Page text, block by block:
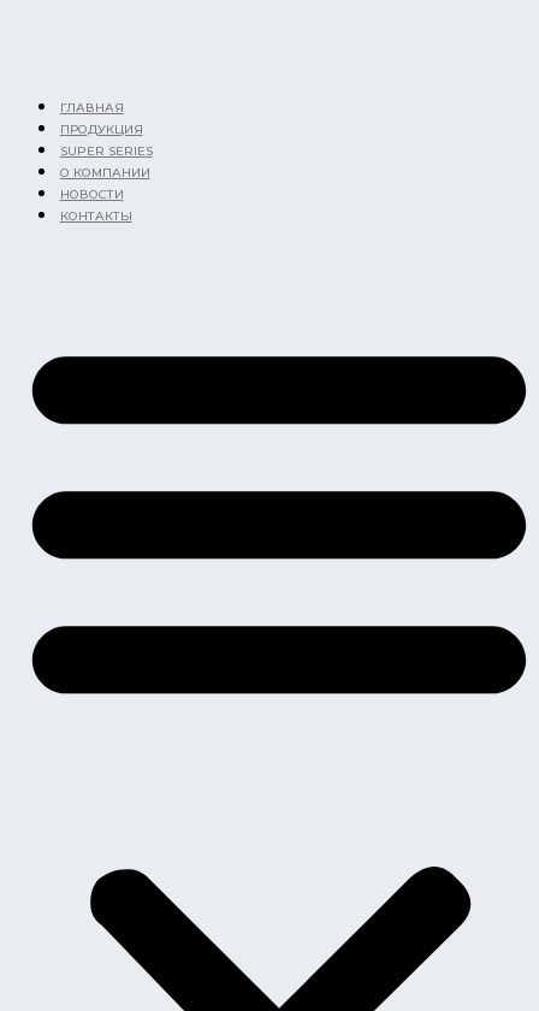
ГЛАВНАЯ
ПРОДУКЦИЯ
SUPER SERIES
О КОМПАНИИ
НОВОСТИ
КОНТАКТЫ